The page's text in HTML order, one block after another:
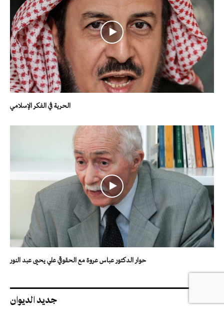
الحرية في الفكر الإسلامي
حوار الدكتور عباس عروة مع الحقوقي علي يحيى عبد النور
جديد الديوان